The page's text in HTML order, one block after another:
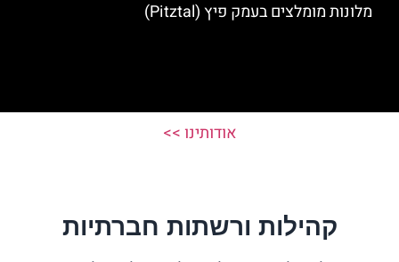
מלונות מומלצים בעמק פיץ (Pitztal)
אודותינו >>
קהילות ורשתות חברתיות